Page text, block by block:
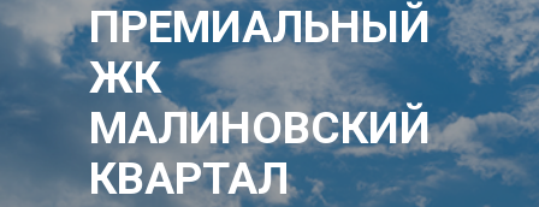
ПРЕМИАЛЬНЫЙ
ЖК
МАЛИНОВСКИЙ
КВАРТАЛ